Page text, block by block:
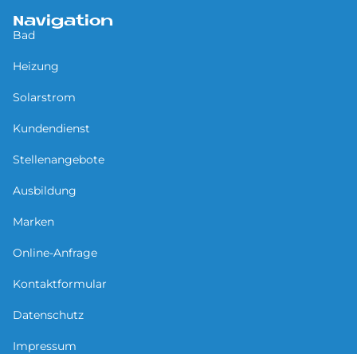
Navigation
Bad
Heizung
Solarstrom
Kundendienst
Stellenangebote
Ausbildung
Marken
Online-Anfrage
Kontaktformular
Datenschutz
Impressum